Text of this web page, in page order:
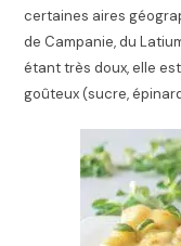
certaines aires
de Campanie, du
étant très doux, elle
goûteux (sucre,